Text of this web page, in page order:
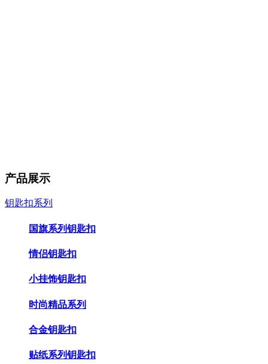
产品展示
钥匙扣系列
国旗系列钥匙扣
情侣钥匙扣
小挂饰钥匙扣
时尚精品系列
合金钥匙扣
贴纸系列钥匙扣